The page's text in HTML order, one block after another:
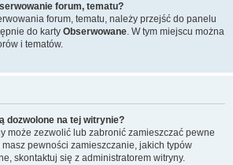
forum, tematu?
forum, tematu, należy przejść do panelu
do karty Obserwowane. W tym miejscu można
i tematów.
dozwolone na tej witrynie?
może zezwolić lub zabronić zamieszczać pewne
masz pewności zamieszczanie, jakich typów
skontaktuj się z administratorem witryny.